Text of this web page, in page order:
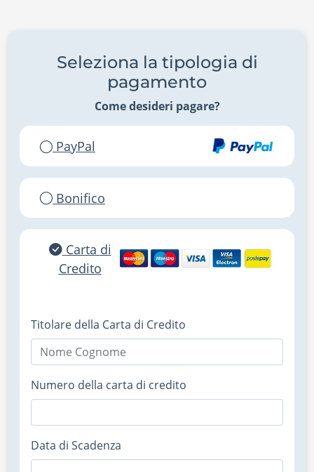
Seleziona la tipologia di
pagamento
Come desideri pagare?
PayPal
Bonifico
Carta di
Credito
Titolare della Carta di Credito
Numero della carta di credito
Data di Scadenza